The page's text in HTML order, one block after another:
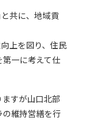
共に、地域貢
上を図り、住民
第一に考えて仕
すが山口北部
の維持営繕を行